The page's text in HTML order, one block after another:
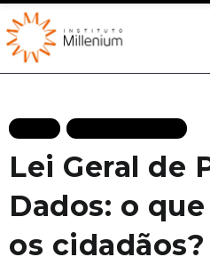
Lei Geral de
Dados: o
os cidadãos?